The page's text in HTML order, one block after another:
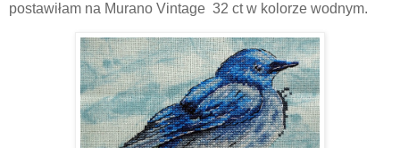
postawiłam na Murano Vintage 32 ct w kolorze wodnym.